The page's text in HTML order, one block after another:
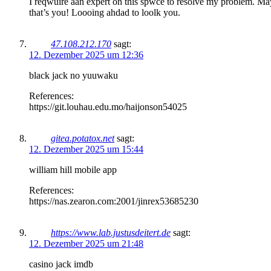
that’s you! Loooing ahdad to loolk you.
47.108.212.170 sagt:
12. Dezember 2025 um 12:36
black jack no yuuwaku
References:
https://git.louhau.edu.mo/haijonson54025
gitea.potatox.net sagt:
12. Dezember 2025 um 15:44
william hill mobile app
References:
https://nas.zearon.com:2001/jinrex53685230
https://www.lab.justusdeitert.de sagt:
12. Dezember 2025 um 21:48
casino jack imdb